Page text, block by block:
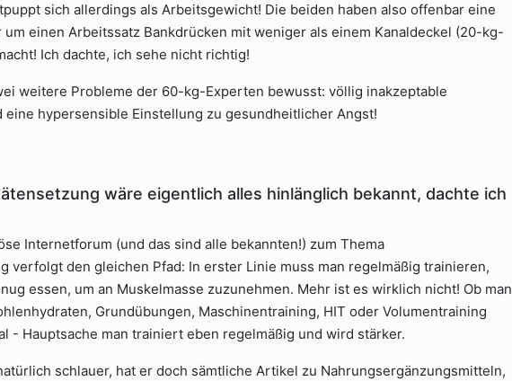
sich allerdings als Arbeitsgewicht! Die beiden haben also offenbar eine
um einen Arbeitssatz Bankdrücken mit weniger als einem Kanaldeckel (20-kg-
Ich dachte, ich sehe nicht richtig!
weitere Probleme der 60-kg-Experten bewusst: völlig inakzeptable
eine hypersensible Einstellung zu gesundheitlicher Angst!
wäre eigentlich alles hinlänglich bekannt, dachte ich
Internetforum (und das sind alle bekannten!) zum Thema
verfolgt den gleichen Pfad: In erster Linie muss man regelmäßig trainieren,
essen, um an Muskelmasse zuzunehmen. Mehr ist es wirklich nicht! Ob man
Grundübungen, Maschinentraining, HIT oder Volumentraining
- Hauptsache man trainiert eben regelmäßig und wird stärker.
schlauer, hat er doch sämtliche Artikel zu Nahrungsergänzungsmitteln,